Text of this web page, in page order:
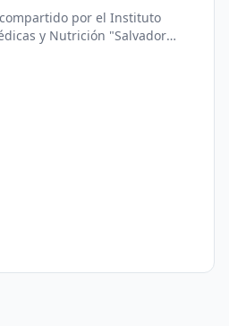
por el Instituto
y Nutrición "Salvador